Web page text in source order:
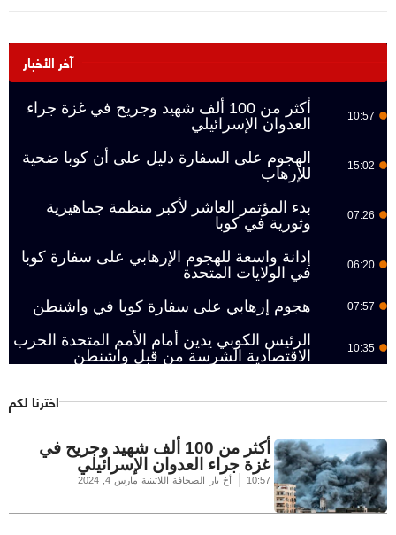
آخر الأخبار
10:57
أكثر من 100 ألف شهيد وجريح في غزة جراء
العدوان الإسرائيلي
15:02
الهجوم على السفارة دليل على أن كوبا ضحية
للإرهاب
07:26
بدء المؤتمر العاشر لأكبر منظمة جماهيرية
وثورية في كوبا
06:20
إدانة واسعة للهجوم الإرهابي على سفارة كوبا
في الولايات المتحدة
07:57 هجوم إرهابي على سفارة كوبا في واشنطن
10:35
الرئيس الكوبي يدين أمام الأمم المتحدة الحرب
الاقتصادية الشرسة من قبل واشنطن
اخترنا لكم
أكثر من 100 ألف شهيد وجريح في
غزة جراء العدوان الإسرائيلي
10:57 أخ بار الصحافة اللاتينية مارس 4, 2024